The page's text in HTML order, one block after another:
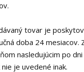
tovar je
doba 24 mesiacov.
nasledujúcim po
je uvedené inak.